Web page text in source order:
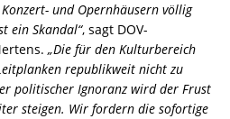
und Opernhäusern völlig
ein Skandal“, sagt DOV-
„Die für den Kulturbereich
republikweit nicht zu
politischer Ignoranz wird der Frust
steigen. Wir fordern die sofortige